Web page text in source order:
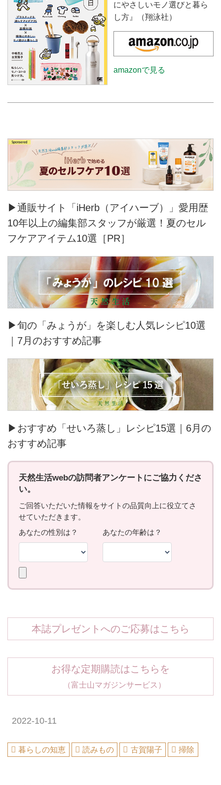
にやさしいモノ選びと暮ら
し方』（翔泳社）
amazonで見る
▶通販サイト「iHerb（アイハーブ）」愛用歴
10年以上の編集部スタッフが厳選！夏のセル
フケアアイテム10選［PR］
▶旬の「みょうが」を楽しむ人気レシピ10選
｜7月のおすすめ記事
▶おすすめ「せいろ蒸し」レシピ15選｜6月の
おすすめ記事
本誌プレゼントへのご応募はこちら
お得な定期購読はこちらを
（富士山マガジンサービス）
2022-10-11
暮らしの知恵 読みもの 古賀陽子 掃除